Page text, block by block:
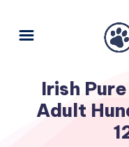
Irish
Adult